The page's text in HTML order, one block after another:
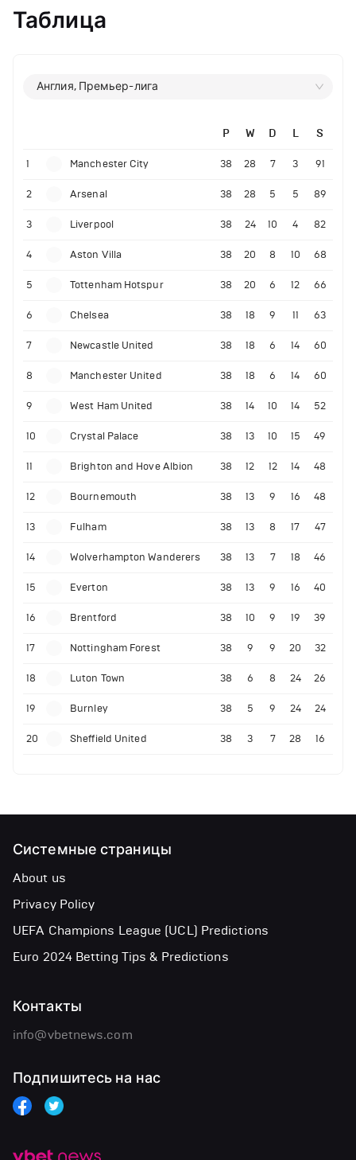
Таблица
Англия, Премьер-лига
P W D L S
1 Manchester City 38 28 7 3 91
2 Arsenal 38 28 5 5 89
3 Liverpool 38 24 10 4 82
4 Aston Villa 38 20 8 10 68
5 Tottenham Hotspur 38 20 6 12 66
6 Chelsea 38 18 9 11 63
7 Newcastle United 38 18 6 14 60
8 Manchester United 38 18 6 14 60
9 West Ham United 38 14 10 14 52
10 Crystal Palace 38 13 10 15 49
11 Brighton and Hove Albion 38 12 12 14 48
12 Bournemouth 38 13 9 16 48
13 Fulham 38 13 8 17 47
14 Wolverhampton Wanderers 38 13 7 18 46
15 Everton 38 13 9 16 40
16 Brentford 38 10 9 19 39
17 Nottingham Forest 38 9 9 20 32
18 Luton Town 38 6 8 24 26
19 Burnley 38 5 9 24 24
20 Sheffield United 38 3 7 28 16
Системные страницы
About us
Privacy Policy
UEFA Champions League (UCL) Predictions
Euro 2024 Betting Tips & Predictions
Контакты
info@vbetnews.com
Подпишитесь на нас